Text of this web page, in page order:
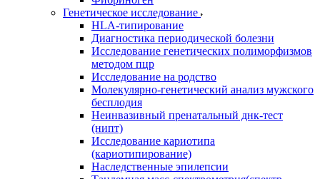
Генетическое исследование
HLA-типирование
Диагностика периодической болезни
Исследование генетических полиморфизмов
методом пцр
Исследование на родство
Молекулярно-генетический анализ мужского
бесплодия
Неинвазивный пренатальный днк-тест
(нипт)
Исследование кариотипа
(кариотипирование)
Наследственные эпилепсии